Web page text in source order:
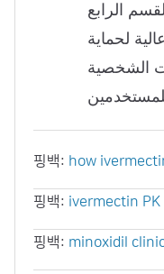
لحماية
الشخصية
핑백: how
핑백: ivermectin
핑백: minoxidil